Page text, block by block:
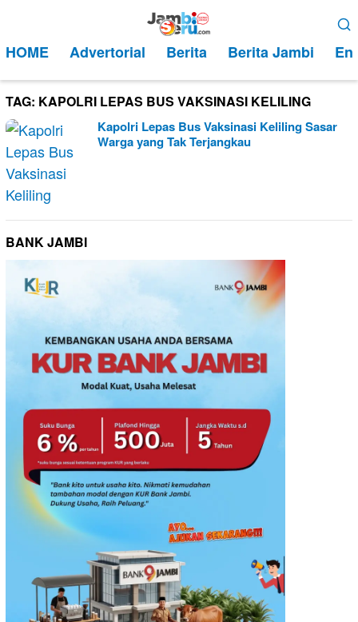
kontenMobile
HOME Advertorial Berita Berita Jambi
TAG: KAPOLRI LEPAS BUS VAKSINASI KELILING
Kapolri Lepas Bus Vaksinasi Keliling Sasar
Warga yang Tak Terjangkau
BANK JAMBI